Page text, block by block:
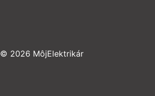
© 2026 MôjElektrikár